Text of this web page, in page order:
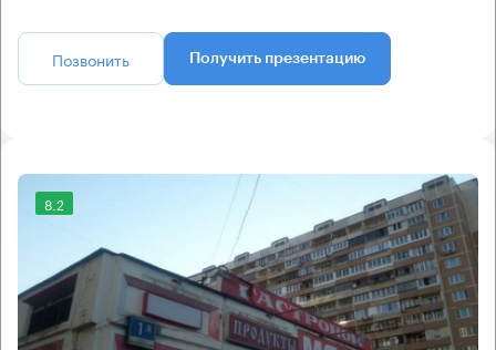
Позвонить Получить презентацию
8.2